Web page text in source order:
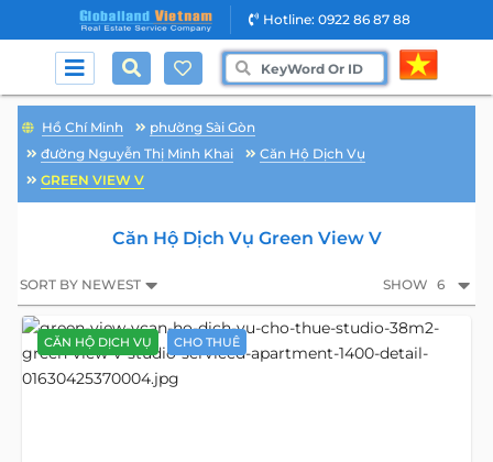
Hotline: 0922 86 87 88
Hồ Chí Minh
phường Sài Gòn
đường Nguyễn Thị Minh Khai
Căn Hộ Dịch Vụ
GREEN VIEW V
Căn Hộ Dịch Vụ Green View V
SORT BY NEWEST SHOW 6
CĂN HỘ DỊCH VỤ CHO THUÊ